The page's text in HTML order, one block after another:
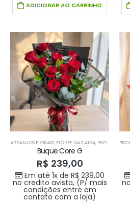
ADICIONAR AO CARRINHO
ARRANJOS FLORAIS, FLORES NA CAIXA, PRODUTOS HOME 1
Buque Core G
R$ 239,00
Em até 1x deR$ 239,00
no credito avista, (P/ mais
condições entre em
contato com a loja)